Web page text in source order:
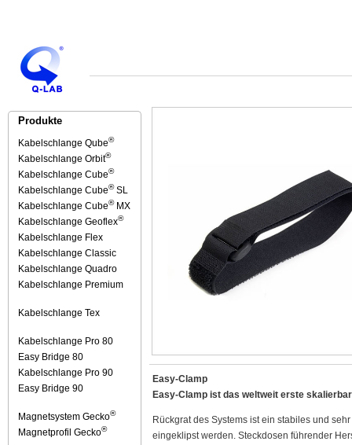
Produkte
Kabelschlange Qube®
Kabelschlange Orbit®
Kabelschlange Cube®
Kabelschlange Cube®SL
Kabelschlange Cube®MX
Kabelschlange Geoflex®
Kabelschlange Flex
Kabelschlange Classic
Kabelschlange Quadro
Kabelschlange Premium
Kabelschlange Tex
Kabelschlange Pro 80
Easy Bridge 80
Kabelschlange Pro 90
Easy Bridge 90
Magnetsystem Gecko®
Magnetprofil Gecko®
Easy-Clamp
Easy-Clamp ist das weltweit erste
Rückgrat des Systems ist ein stabiles und
eingeklipst werden. Steckdosen führender